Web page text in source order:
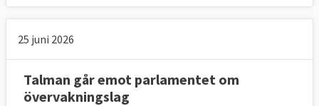
25 juni 2026
Talman går emot parlamentet om
övervakningslag